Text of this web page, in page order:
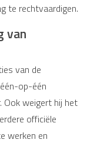
te rechtvaardigen.
van
van de
op-één
Ook weigert hij het
officiële
werken en